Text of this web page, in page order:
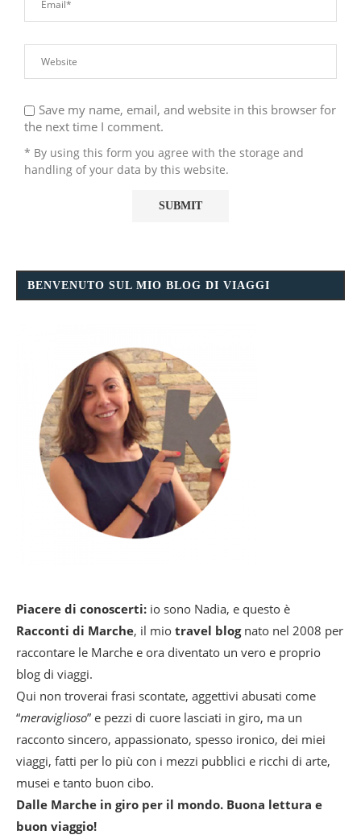
Save my name, email, and website in this browser for
the next time I comment.
* By using this form you agree with the storage and
handling of your data by this website.
BENVENUTO SUL MIO BLOG DI VIAGGI
Piacere di conoscerti: io sono Nadia, e questo è
Racconti di Marche, il mio travel blognato nel 2008 per
raccontare le Marche e ora diventato un vero e proprio
blog di viaggi.
Qui non troverai frasi scontate, aggettivi abusati come
“meraviglioso” e pezzi di cuore lasciati in giro, ma un
racconto sincero, appassionato, spesso ironico, dei miei
viaggi, fatti per lo più con i mezzi pubblici e ricchi di arte,
musei e tanto buon cibo.
Dalle Marche in giro per il mondo. Buona lettura e
buon viaggio!